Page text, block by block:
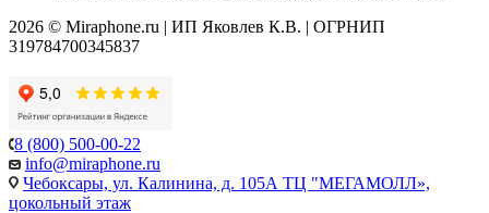
2026 © Miraphone.ru | ИП Яковлев К.В. | ОГРНИП
319784700345837
8 (800) 500-00-22
info@miraphone.ru
Чебоксары, ул. Калинина, д. 105А ТЦ "МЕГАМОЛЛ»,
цокольный этаж